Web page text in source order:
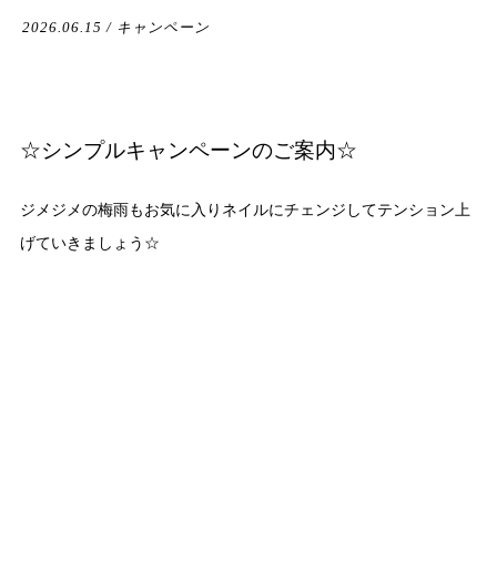
2026.06.15 / キャンペーン
☆シンプルキャンペーンのご案内☆
ジメジメの梅雨もお気に入りネイルにチェンジしてテンション上
げていきましょう☆